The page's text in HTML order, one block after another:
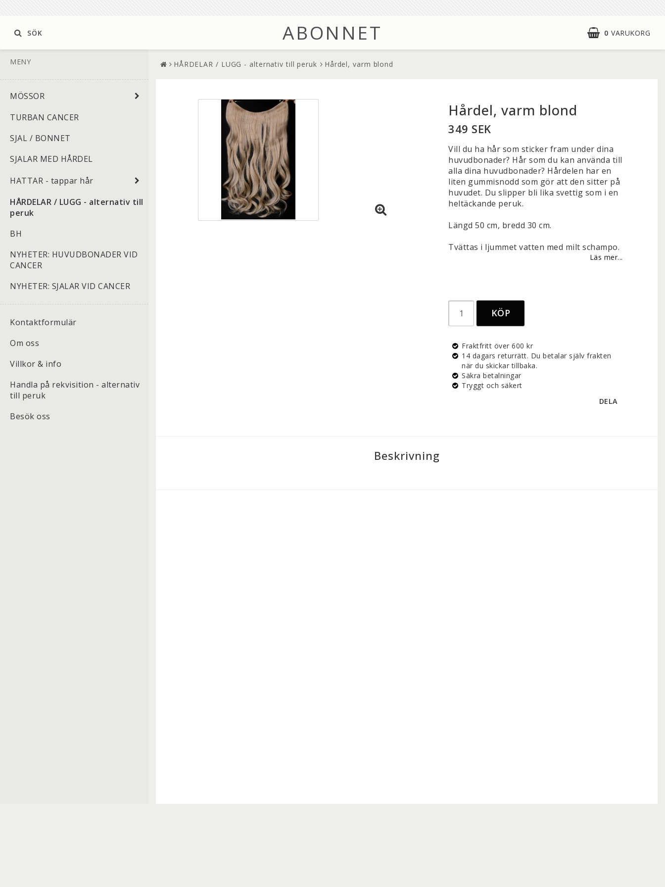
ABONNET 0 VARUKORG
SÖK
MENY
MÖSSOR
TURBAN CANCER
SJAL / BONNET
SJALAR MED HÅRDEL
HATTAR - tappar hår
HÅRDELAR / LUGG - alternativ till
peruk
BH
NYHETER: HUVUDBONADER VID
CANCER
NYHETER: SJALAR VID CANCER
Kontaktformulär
Om oss
Villkor & info
Handla på rekvisition - alternativ
till peruk
Besök oss
HÅRDELAR / LUGG - alternativ till peruk Hårdel, varm blond
Hårdel, varm blond
349 SEK
Vill du ha hår som sticker fram under dina
huvudbonader? Hår som du kan använda till
alla dina huvudbonader? Hårdelen har en
liten gummisnodd som gör att den sitter på
huvudet. Du slipper bli lika svettig som i en
heltäckande peruk.
Längd 50 cm, bredd 30 cm.
Tvättas i ljummet vatten med milt schampo.
Läs mer...
KÖP
Fraktfritt över 600 kr
14 dagars returrätt. Du betalar själv frakten
när du skickar tillbaka.
Säkra betalningar
Tryggt och säkert
DELA
Beskrivning